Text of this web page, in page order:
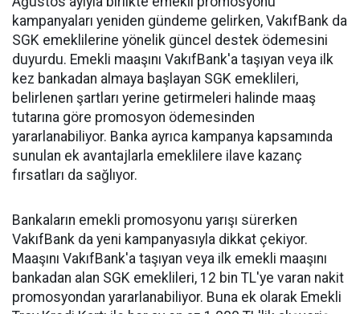
kampanyaları yeniden gündeme gelirken, VakıfBank da
SGK emeklilerine yönelik güncel destek ödemesini
duyurdu. Emekli maaşını VakıfBank'a taşıyan veya ilk
kez bankadan almaya başlayan SGK emeklileri,
belirlenen şartları yerine getirmeleri halinde maaş
tutarına göre promosyon ödemesinden
yararlanabiliyor. Banka ayrıca kampanya kapsamında
sunulan ek avantajlarla emeklilere ilave kazanç
fırsatları da sağlıyor.
Bankaların emekli promosyonu yarışı sürerken
VakıfBank da yeni kampanyasıyla dikkat çekiyor.
Maaşını VakıfBank'a taşıyan veya ilk emekli maaşını
bankadan alan SGK emeklileri, 12 bin TL'ye varan nakit
promosyondan yararlanabiliyor. Buna ek olarak Emekli